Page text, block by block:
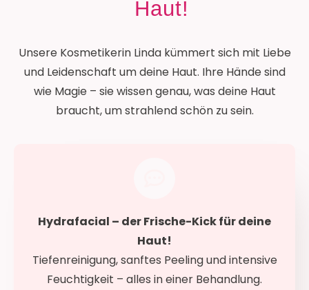
Haut!
Unsere Kosmetikerin Linda kümmert sich mit Liebe
und Leidenschaft um deine Haut. Ihre Hände sind
wie Magie – sie wissen genau, was deine Haut
braucht, um strahlend schön zu sein.
Hydrafacial – der Frische-Kick für deine
Haut!
Tiefenreinigung, sanftes Peeling und intensive
Feuchtigkeit – alles in einer Behandlung.